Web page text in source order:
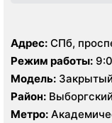
Адрес: СПб,
Режим работы:
Модель:
Тесла, КТ Toshiba
экспертного
Район:
Метро: